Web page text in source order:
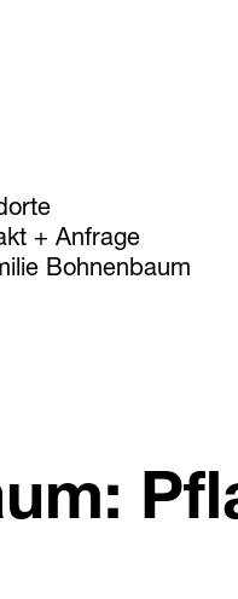
+ Anfrage
Bohnenbaum